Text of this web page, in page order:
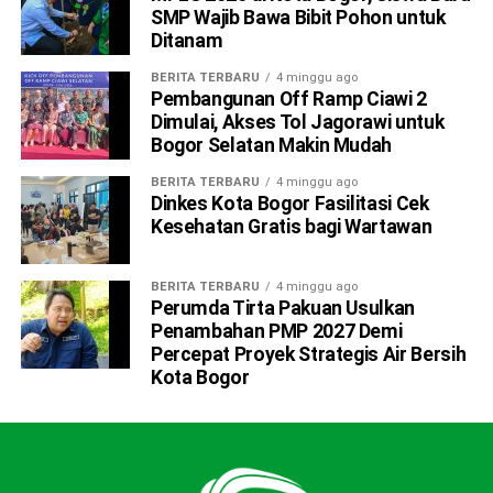
Neque porro quisquam est, qui dolorem ipsum quia dolor
sit amet, consectetur, adipisci velit, sed quia non
numquam eius modi tempora incidunt ut labore et dolore
magnam aliquam quaerat voluptatem. Ut enim ad minima
veniam, quis nostrum exercitationem ullam corporis
suscipit laboriosam, nisi ut aliquid ex ea commodi
consequatur.
At vero eos et accusamus et iusto odio dignissimos
ducimus qui blanditiis praesentium voluptatum deleniti
sint occaecati cupiditate non provident, similique sunt in
culpa qui officia deserunt mollitia animi, id est laborum et
dolorum fuga.
velit esse quam nihil molestiae consequatur, vel illum qui
SMP Wajib Bawa Bibit Pohon untuk
Ditanam
BERITA TERBARU 4 minggu ago
Pembangunan Off Ramp Ciawi 2
Dimulai, Akses Tol Jagorawi untuk
Bogor Selatan Makin Mudah
BERITA TERBARU 4 minggu ago
Dinkes Kota Bogor Fasilitasi Cek
Kesehatan Gratis bagi Wartawan
BERITA TERBARU 4 minggu ago
Perumda Tirta Pakuan Usulkan
Penambahan PMP 2027 Demi
Percepat Proyek Strategis Air Bersih
Kota Bogor